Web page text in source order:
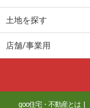
土地を探す
店舗/事業用
goo住宅・不動産とは